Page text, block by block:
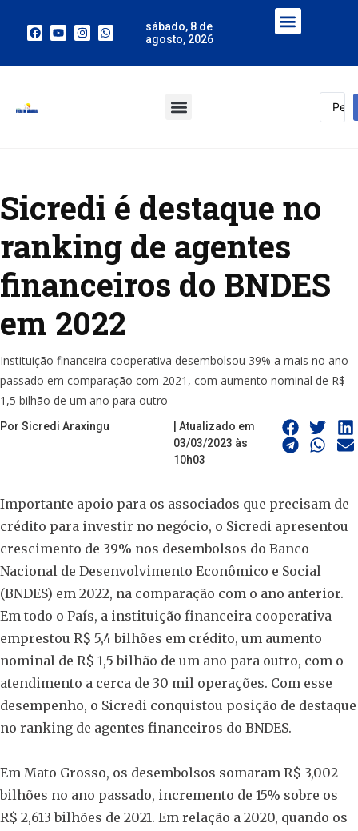
sábado, 8 de
agosto, 2026
Sicredi é destaque no
ranking de agentes
financeiros do BNDES
em 2022
Instituição financeira cooperativa desembolsou 39% a mais no ano
passado em comparação com 2021, com aumento nominal de R$
1,5 bilhão de um ano para outro
Por Sicredi Araxingu
| Atualizado em
03/03/2023 às
10h03
Importante apoio para os associados que precisam de
crédito para investir no negócio, o Sicredi apresentou
crescimento de 39% nos desembolsos do Banco
Nacional de Desenvolvimento Econômico e Social
(BNDES) em 2022, na comparação com o ano anterior.
Em todo o País, a instituição financeira cooperativa
emprestou R$ 5,4 bilhões em crédito, um aumento
nominal de R$ 1,5 bilhão de um ano para outro, com o
atendimento a cerca de 30 mil operações. Com esse
desempenho, o Sicredi conquistou posição de destaque
no ranking de agentes financeiros do BNDES.
Em Mato Grosso, os desembolsos somaram R$ 3,002
bilhões no ano passado, incremento de 15% sobre os
R$ 2,613 bilhões de 2021. Em relação a 2020, quando os